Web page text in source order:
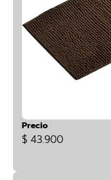
Precio
$ 43.900